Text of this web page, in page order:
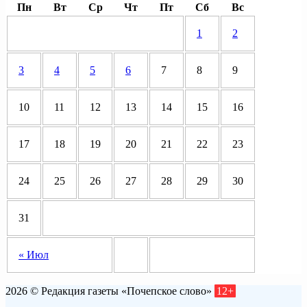
Пн
Вт Ср Чт Пт Сб Вс
« Июл
1 2
3 4 5 6 7 8 9
10 11 12 13 14 15 16
17 18 19 20 21 22 23
24 25 26 27 28 29 30
31
2026 © Редакция газеты «Почепское слово» 12+